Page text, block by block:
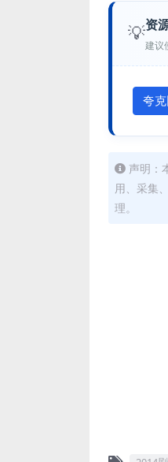
💡资
建议
夸
声明：
用、采集
理。